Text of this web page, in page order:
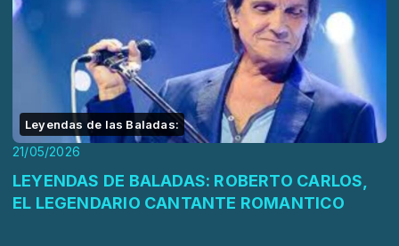
Leyendas de las Baladas:
21/05/2026
LEYENDAS DE BALADAS: ROBERTO CARLOS,
EL LEGENDARIO CANTANTE ROMANTICO